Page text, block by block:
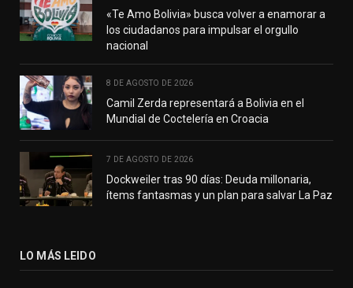
«Te Amo Bolivia» busca volver a enamorar a
los ciudadanos para impulsar el orgullo
nacional
8 DE AGOSTO DE 2026
Camil Zerda representará a Bolivia en el
Mundial de Coctelería en Croacia
7 DE AGOSTO DE 2026
Dockweiler tras 90 días: Deuda millonaria,
ítems fantasmas y un plan para salvar La Paz
LO MÁS LEIDO